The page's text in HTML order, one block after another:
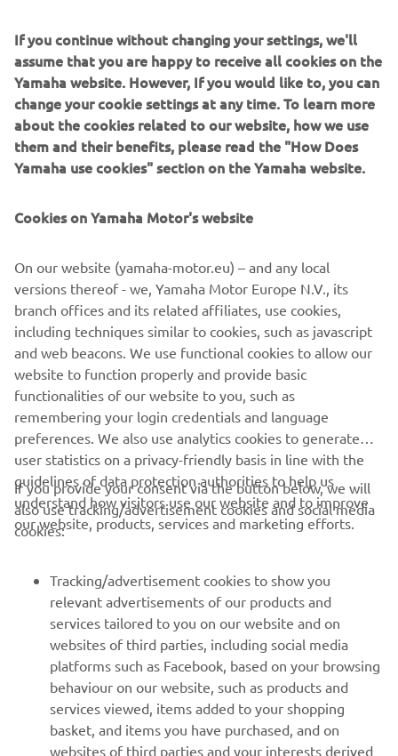
AVAILABLE DEALERS BASED ON
YOUR LOCATION
LOCATE A DEALERSHIP
CORPORATE
MORE YAMAHA
SUPPORT
NEWSLETTER
If you continue without changing your settings, we'll
assume that you are happy to receive all cookies on the
Yamaha website. However, If you would like to, you can
change your cookie settings at any time. To learn more
about the cookies related to our website, how we use
them and their benefits, please read the "How Does
Yamaha use cookies" section on the Yamaha website.
Cookies on Yamaha Motor's website
On our website (yamaha-motor.eu) – and any local
versions thereof - we, Yamaha Motor Europe N.V., its
branch offices and its related affiliates, use cookies,
including techniques similar to cookies, such as javascript
and web beacons. We use functional cookies to allow our
website to function properly and provide basic
functionalities of our website to you, such as
remembering your login credentials and language
preferences. We also use analytics cookies to generate
user statistics on a privacy-friendly basis in line with the
guidelines of data protection authorities to help us
understand how visitors use our website and to improve
our website, products, services and marketing efforts.
If you provide your consent via the button below, we will
also use tracking/advertisement cookies and social media
cookies:
Tracking/advertisement cookies to show you
relevant advertisements of our products and
services tailored to you on our website and on
websites of third parties, including social media
platforms such as Facebook, based on your browsing
behaviour on our website, such as products and
services viewed, items added to your shopping
basket, and items you have purchased, and on
websites of third parties and your interests derived